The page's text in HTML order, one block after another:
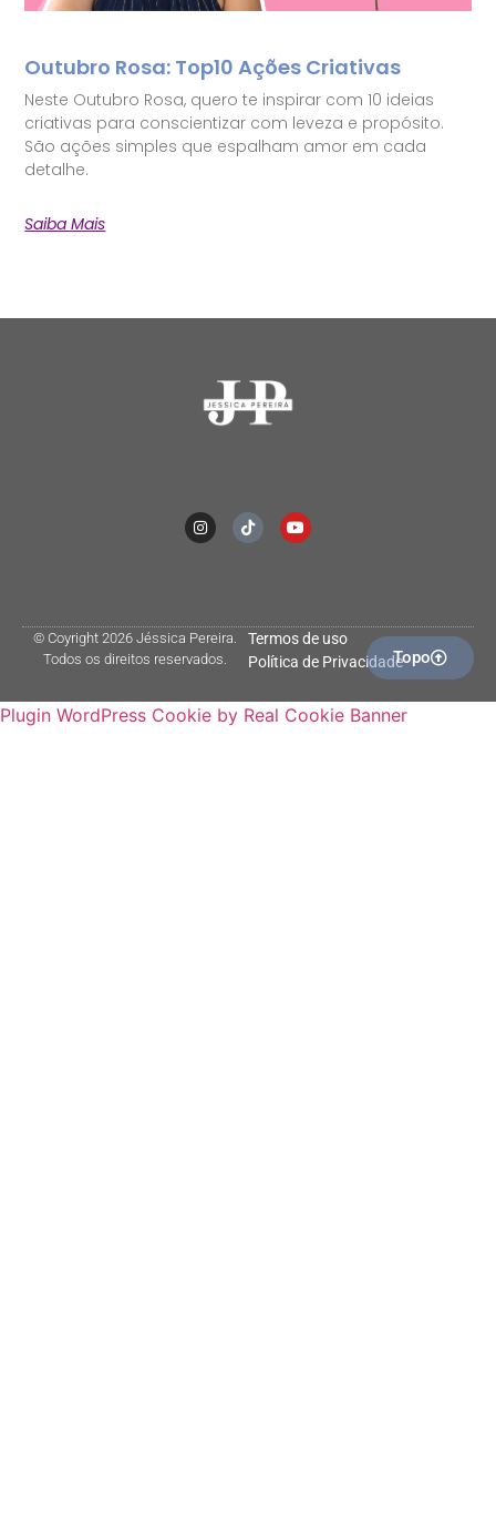
Outubro Rosa: Top10 Ações Criativas
Neste Outubro Rosa, quero te inspirar com 10 ideias
criativas para conscientizar com leveza e propósito.
São ações simples que espalham amor em cada
detalhe.
Saiba Mais
© Coyright 2026 Jéssica Pereira.
Todos os direitos reservados.
Termos de uso
Política de PrivacidadeTopo
Plugin WordPress Cookie by Real Cookie Banner